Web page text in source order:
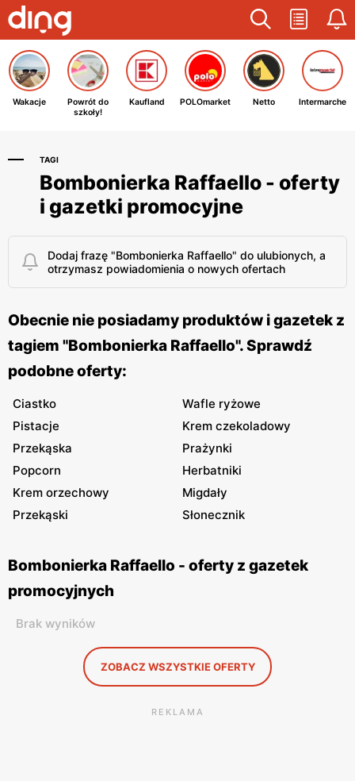
Wakacje
Powrót do
szkoły!
Kaufland POLOmarket Netto Intermarche
TAGI
Bombonierka Raffaello - oferty
i gazetki promocyjne
Dodaj frazę "Bombonierka Raffaello" do ulubionych, a
otrzymasz powiadomienia o nowych ofertach
Obecnie nie posiadamy produktów i gazetek z
tagiem "Bombonierka Raffaello". Sprawdź
podobne oferty:
Ciastko
Wafle ryżowe
Pistacje
Krem czekoladowy
Przekąska
Prażynki
Popcorn
Herbatniki
Krem orzechowy
Migdały
Przekąski
Słonecznik
Bombonierka Raffaello - oferty z gazetek
promocyjnych
Brak wyników
ZOBACZ WSZYSTKIE OFERTY
REKLAMA